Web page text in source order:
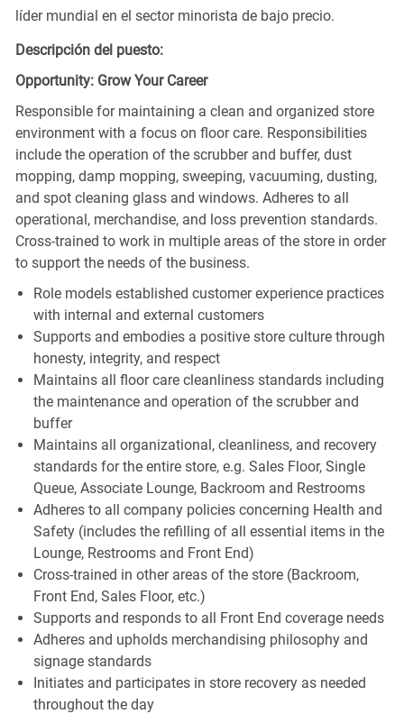
líder mundial en el sector minorista de bajo precio.
Descripción del puesto:
Opportunity: Grow Your Career
Responsible for maintaining a clean and organized store
environment with a focus on floor care. Responsibilities
include the operation of the scrubber and buffer, dust
mopping, damp mopping, sweeping, vacuuming, dusting,
and spot cleaning glass and windows. Adheres to all
operational, merchandise, and loss prevention standards.
Cross-trained to work in multiple areas of the store in order
to support the needs of the business.
Role models established customer experience practices
with internal and external customers
Supports and embodies a positive store culture through
honesty, integrity, and respect
Maintains all floor care cleanliness standards including
the maintenance and operation of the scrubber and
buffer
Maintains all organizational, cleanliness, and recovery
standards for the entire store, e.g. Sales Floor, Single
Queue, Associate Lounge, Backroom and Restrooms
Adheres to all company policies concerning Health and
Safety (includes the refilling of all essential items in the
Lounge, Restrooms and Front End)
Cross-trained in other areas of the store (Backroom,
Front End, Sales Floor, etc.)
Supports and responds to all Front End coverage needs
Adheres and upholds merchandising philosophy and
signage standards
Initiates and participates in store recovery as needed
throughout the day